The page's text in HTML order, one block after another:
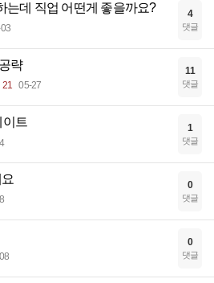
는데 직업 어떤게 좋을까요? 4
댓글
략
21 05-27
11
댓글
이트 1
댓글
0
댓글
0
댓글